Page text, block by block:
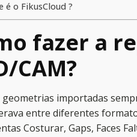
é o FikusCloud ?
fazer a
CAM?
importadas
entre diferentes
Costurar, Gaps, Faces